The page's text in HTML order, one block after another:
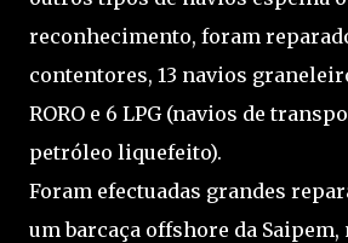
reconhecimento, foram
contentores, 13 navios
RORO e 6 LPG (navios de
petróleo liquefeito).
Foram efectuadas grandes
um barcaça offshore da